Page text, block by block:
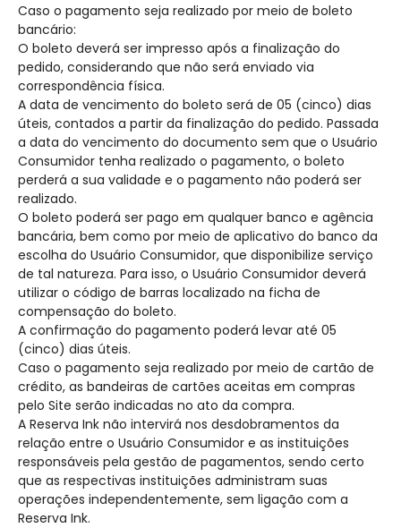
Caso o pagamento seja realizado por meio de boleto
bancário:
O boleto deverá ser impresso após a finalização do
pedido, considerando que não será enviado via
correspondência física.
A data de vencimento do boleto será de 05 (cinco) dias
úteis, contados a partir da finalização do pedido. Passada
a data do vencimento do documento sem que o Usuário
Consumidor tenha realizado o pagamento, o boleto
perderá a sua validade e o pagamento não poderá ser
realizado.
O boleto poderá ser pago em qualquer banco e agência
bancária, bem como por meio de aplicativo do banco da
escolha do Usuário Consumidor, que disponibilize serviço
de tal natureza. Para isso, o Usuário Consumidor deverá
utilizar o código de barras localizado na ficha de
compensação do boleto.
A confirmação do pagamento poderá levar até 05
(cinco) dias úteis.
Caso o pagamento seja realizado por meio de cartão de
crédito, as bandeiras de cartões aceitas em compras
pelo Site serão indicadas no ato da compra.
A Reserva Ink não intervirá nos desdobramentos da
relação entre o Usuário Consumidor e as instituições
responsáveis pela gestão de pagamentos, sendo certo
que as respectivas instituições administram suas
operações independentemente, sem ligação com a
Reserva Ink.